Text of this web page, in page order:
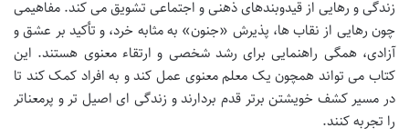
زندگی و رهایی از قیدوبندهای ذهنی و اجتماعی تشویق می کند. مفاهیمی
چون رهایی از نقاب ها، پذیرش «جنون» به مثابه خرد، و تأکید بر عشق و
آزادی، همگی راهنمایی برای رشد شخصی و ارتقاء معنوی هستند. این
کتاب می تواند همچون یک معلم معنوی عمل کند و به افراد کمک کند تا
در مسیر کشف خویشتن برتر قدم بردارند و زندگی ای اصیل تر و پرمعناتر
را تجربه کنند.